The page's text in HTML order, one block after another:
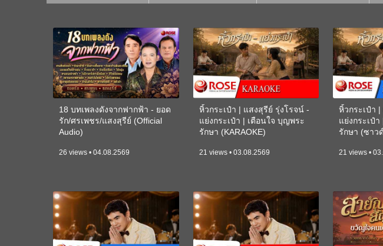
18 บทเพลงดังจากฟากฟ้า - ยอด
รัก/ศรเพชร/แสงสุรีย์ (Official
Audio)
26 views • 04.08.2569
หิ้วกระเป๋า | แสงสุรีย์ รุ่งโรจน์ -
แย่งกระเป๋า | เตือนใจ บุญพระ
รักษา (KARAOKE)
21 views • 03.08.2569
หิ้วกระเป๋า
แย่งกระเป๋
รักษา (ซาว
21 views •